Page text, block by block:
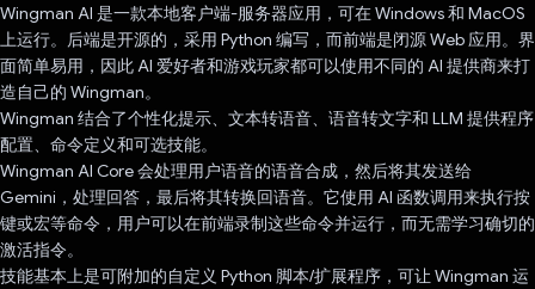
Wingman AI 是一款本地客户端-服务器应用，可在 Windows 和 MacOS
上运行。后端是开源的，采用 Python 编写，而前端是闭源 Web 应用。界
面简单易用，因此 AI 爱好者和游戏玩家都可以使用不同的 AI 提供商来打
造自己的 Wingman。
Wingman 结合了个性化提示、文本转语音、语音转文字和 LLM 提供程序
配置、命令定义和可选技能。
Wingman AI Core 会处理用户语音的语音合成，然后将其发送给
Gemini，处理回答，最后将其转换回语音。它使用 AI 函数调用来执行按
键或宏等命令，用户可以在前端录制这些命令并运行，而无需学习确切的
激活指令。
技能基本上是可附加的自定义 Python 脚本/扩展程序，可让 Wingman 运